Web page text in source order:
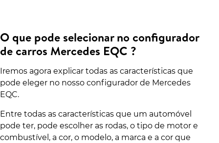
O que pode selecionar no configurador
de carros Mercedes EQC ?
Iremos agora explicar todas as características que
pode eleger no nosso configurador de Mercedes
EQC.
Entre todas as características que um automóvel
pode ter, pode escolher as rodas, o tipo de motor e
combustível, a cor, o modelo, a marca e a cor que